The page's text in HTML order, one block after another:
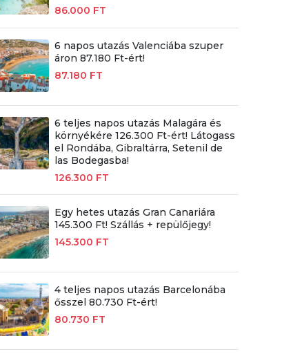
86.000 FT
6 napos utazás Valenciába szuper
áron 87.180 Ft-ért!
87.180 FT
6 teljes napos utazás Malagára és
környékére 126.300 Ft-ért! Látogass
el Rondába, Gibraltárra, Setenil de
las Bodegasba!
126.300 FT
Egy hetes utazás Gran Canariára
145.300 Ft! Szállás + repülőjegy!
145.300 FT
4 teljes napos utazás Barcelonába
ősszel 80.730 Ft-ért!
80.730 FT